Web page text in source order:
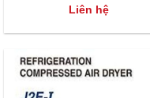
Liên hệ